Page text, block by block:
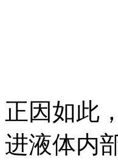
正因如此
进液体内